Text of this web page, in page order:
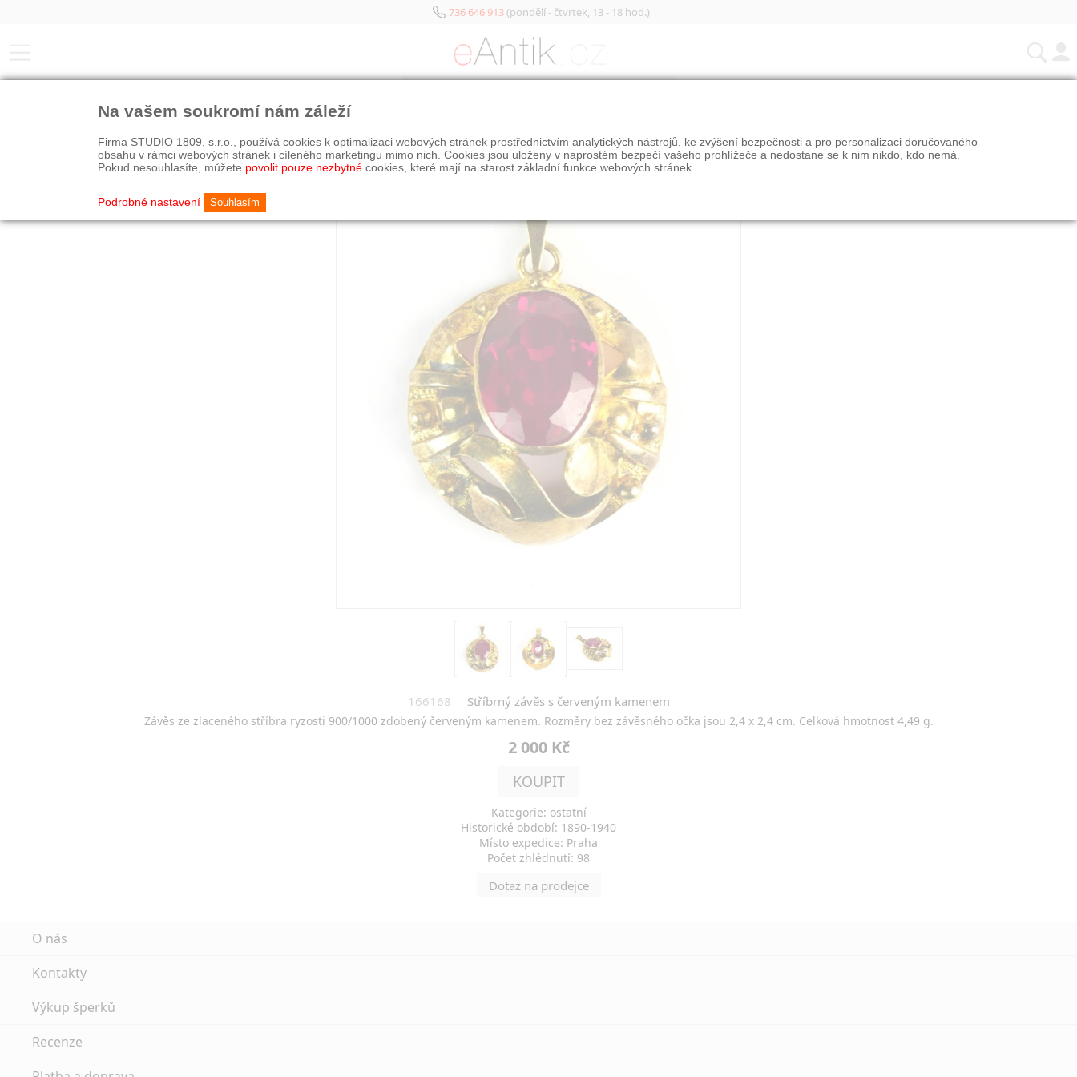
736 646 913(pondělí - čtvrtek, 13 - 18 hod.)
166168 Stříbrný závěs s červeným kamenem
Závěs ze zlaceného stříbra ryzosti 900/1000 zdobený červeným kamenem. Rozměry bez závěsného očka jsou 2,4 x 2,4 cm. Celková hmotnost 4,49 g.
2 000 Kč
KOUPIT
Kategorie: ostatní
Historické období: 1890-1940
Místo expedice: Praha
Počet zhlédnutí: 98
Dotaz na prodejce
O nás
Kontakty
Výkup šperků
Recenze
Na vašem soukromí nám záleží
Firma STUDIO 1809, s.r.o., používá cookies k optimalizaci webových stránek prostřednictvím analytických nástrojů, ke zvýšení bezpečnosti a pro personalizaci doručovaného
obsahu v rámci webových stránek i cíleného marketingu mimo nich. Cookies jsou uloženy v naprostém bezpečí vašeho prohlížeče a nedostane se k nim nikdo, kdo nemá.
Pokud nesouhlasíte, můžete povolit pouze nezbytné cookies, které mají na starost základní funkce webových stránek.
Podrobné nastavení Souhlasím